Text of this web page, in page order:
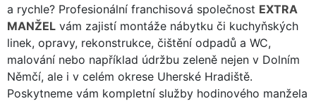
a rychle? Profesionální franchisová společnost EXTRA
MANŽEL vám zajistí montáže nábytku či kuchyňských
linek, opravy, rekonstrukce, čištění odpadů a WC,
malování nebo například údržbu zeleně nejen v Dolním
Němčí, ale i v celém okrese Uherské Hradiště.
Poskytneme vám kompletní služby hodinového manžela